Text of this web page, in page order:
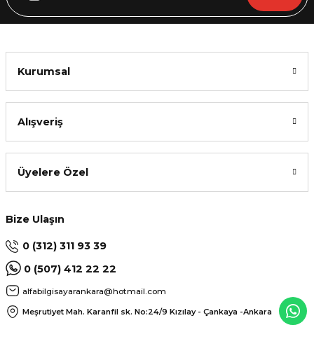
Kurumsal
Alışveriş
Üyelere Özel
Bize Ulaşın
0 (312) 311 93 39
0 (507) 412 22 22
alfabilgisayarankara@hotmail.com
Meşrutiyet Mah. Karanfil sk. No:24/9 Kızılay - Çankaya -Ankara